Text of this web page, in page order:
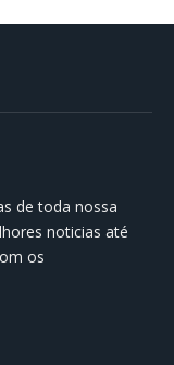
de toda nossa
noticias até
os